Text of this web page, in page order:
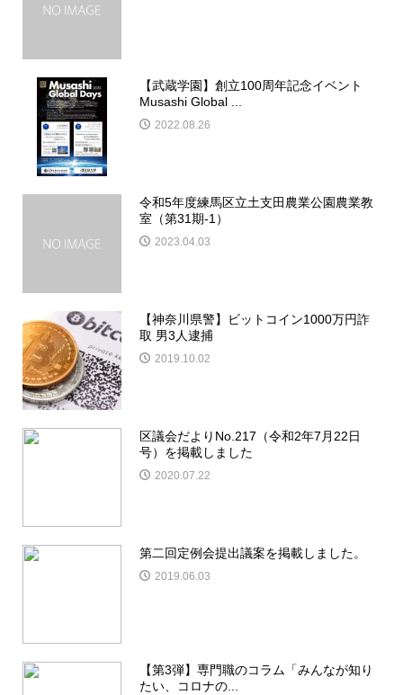
【武蔵学園】創立100周年記念イベント
Musashi Global ...
2022.08.26
令和5年度練馬区立土支田農業公園農業教
室（第31期-1）
2023.04.03
【神奈川県警】ビットコイン1000万円詐
取 男3人逮捕
2019.10.02
区議会だよりNo.217（令和2年7月22日
号）を掲載しました
2020.07.22
第二回定例会提出議案を掲載しました。
2019.06.03
【第3弾】専門職のコラム「みんなが知り
たい、コロナの...